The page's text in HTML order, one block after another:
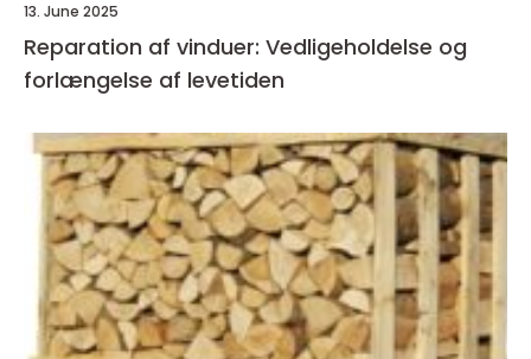
13. June 2025
Reparation af vinduer: Vedligeholdelse og
forlængelse af levetiden